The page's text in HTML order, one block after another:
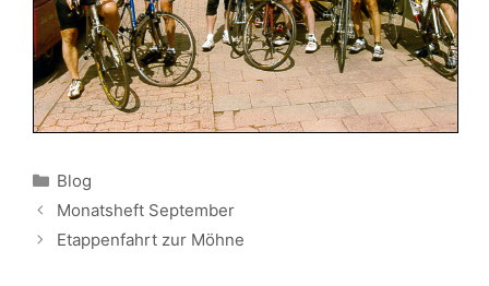
Kategorien
Blog
Monatsheft September
Etappenfahrt zur Möhne